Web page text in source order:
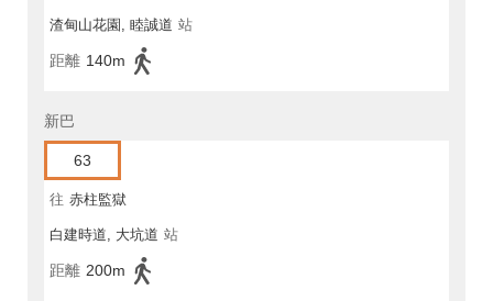
渣甸山花園, 睦誠道 站
距離 140m
新巴
63
往 赤柱監獄
白建時道, 大坑道 站
距離 200m